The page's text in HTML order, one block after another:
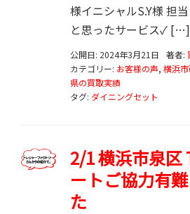
様イニシャルS.Y様 担
と思ったサービス✓ […]
公開日: 2024年3月21日 著者:
カテゴリー: お客様の声, 横浜
県の買取実績
タグ: ダイニングセット
2/1 横浜市泉区
ートご協力有
た